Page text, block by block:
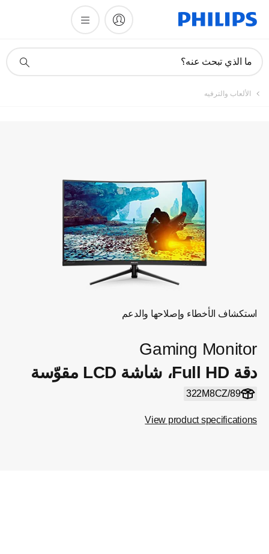
دعم
ما الذي تبحث عنه؟
الألعاب والترفيه
استكشاف الأخطاء وإصلاحها والدعم
Gaming Monitor
دقة Full HD، شاشة LCD مقوّسة
322M8CZ/89
View product specifications
تسجيل المنتج